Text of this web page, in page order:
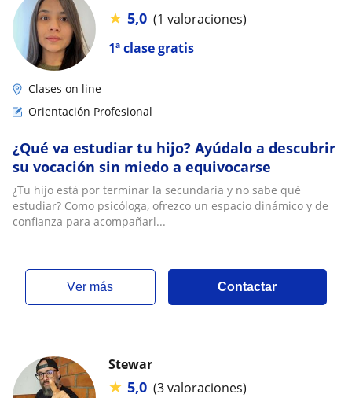
1ª clase gratis
★ 5,0 (1 valoraciones)
Clases on line
Orientación Profesional
¿Qué va estudiar tu hijo? Ayúdalo a descubrir
su vocación sin miedo a equivocarse
¿Tu hijo está por terminar la secundaria y no sabe qué
estudiar? Como psicóloga, ofrezco un espacio dinámico y de
confianza para acompañarl...
ver más Contactar
Stewar
★ 5,0 (3 valoraciones)